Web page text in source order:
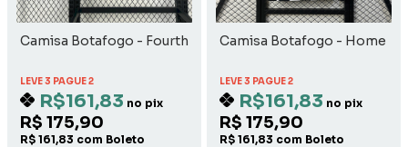
Camisa Botafogo - Fourth
LEVE 3 PAGUE 2
R$161,83 no pix
R$ 175,90
R$ 161,83 com Boleto
Camisa Botafogo - Home
LEVE 3 PAGUE 2
R$161,83 no pix
R$ 175,90
R$ 161,83 com Boleto